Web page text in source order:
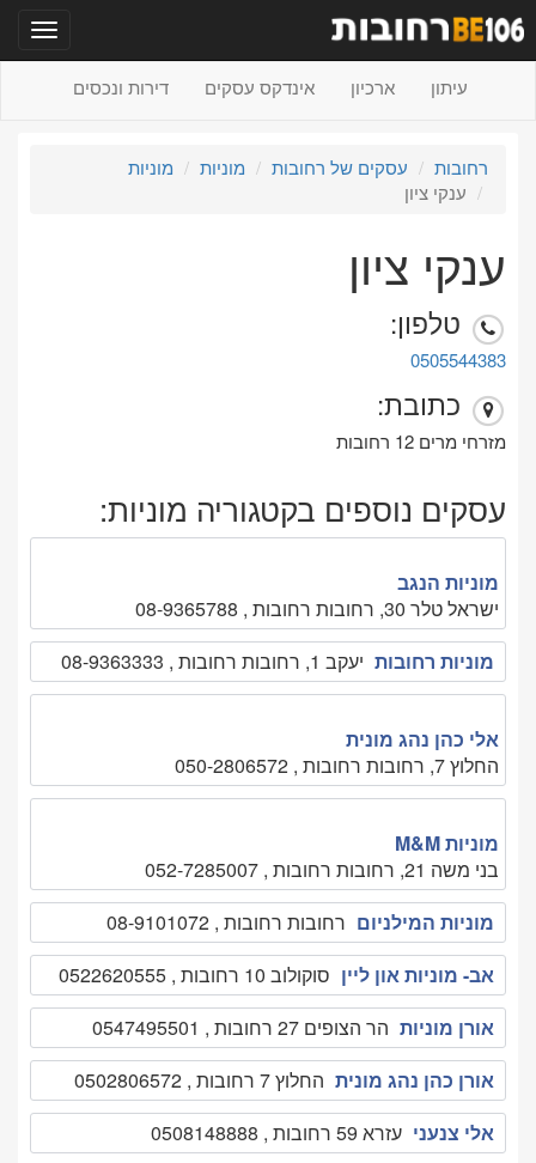
עיתון ארכיון אינדקס עסקים דירות ונכסים
רחובות עסקים של רחובות מוניות
מוניות
ענקי ציון
ענקי ציון
טלפון:
0505544383
כתובת:
מזרחי מרים 12 רחובות
עסקים נוספים בקטגוריה מוניות:
מוניות הנגב
ישראל טלר 30, רחובות רחובות , 08-9365788
מוניות רחובות יעקב 1, רחובות רחובות , 08-9363333
אלי כהן נהג מונית
החלוץ 7, רחובות רחובות , 050-2806572
מוניות M&M
בני משה 21, רחובות רחובות , 052-7285007
מוניות המילניום רחובות רחובות , 08-9101072
אב- מוניות און ליין סוקולוב 10 רחובות , 0522620555
אורן מוניות הר הצופים 27 רחובות , 0547495501
אורן כהן נהג מונית החלוץ 7 רחובות , 0502806572
אלי צנעני עזרא 59 רחובות , 0508148888